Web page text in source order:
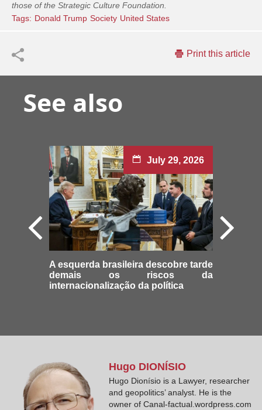
those of the Strategic Culture Foundation.
Tags: Donald Trump Society United States
Print this article
See also
July 29, 2026
A esquerda brasileira descobre tarde
demais os riscos da
internacionalização da política
Hugo DIONÍSIO
Hugo Dionísio is a Lawyer, researcher
and geopolitics’ analyst. He is the
owner of Canal-factual.wordpress.com